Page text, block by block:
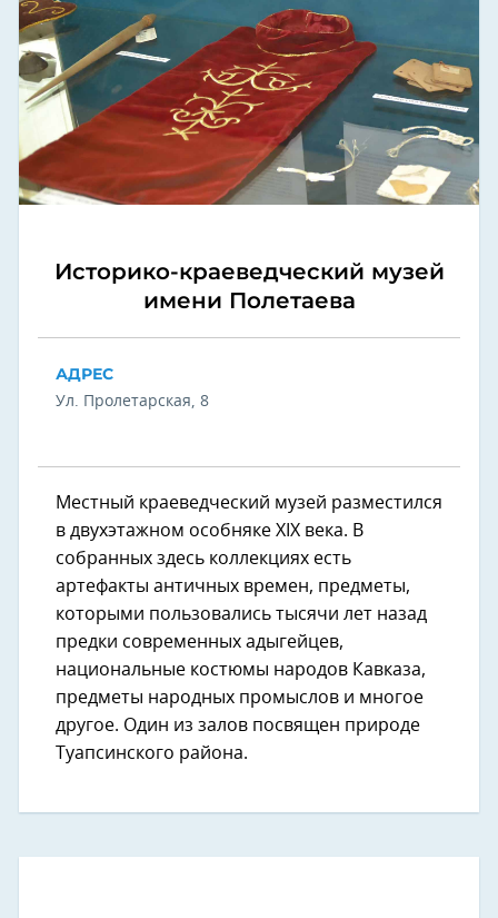
Историко-краеведческий музей
имени Полетаева
АДРЕС
Ул. Пролетарская, 8
Местный краеведческий музей разместился
в двухэтажном особняке XIX века. В
собранных здесь коллекциях есть
артефакты античных времен, предметы,
которыми пользовались тысячи лет назад
предки современных адыгейцев,
национальные костюмы народов Кавказа,
предметы народных промыслов и многое
другое. Один из залов посвящен природе
Туапсинского района.